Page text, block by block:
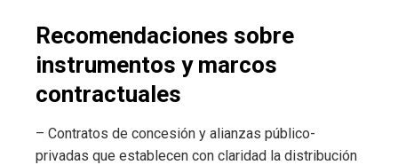
Recomendaciones sobre
instrumentos y marcos
contractuales
– Contratos de concesión y alianzas público-
privadas que establecen con claridad la distribución